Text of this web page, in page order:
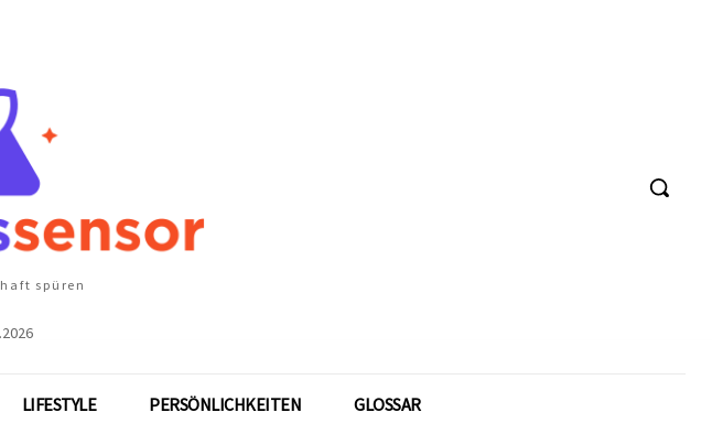
spüren
LIFESTYLE PERSÖNLICHKEITEN GLOSSAR